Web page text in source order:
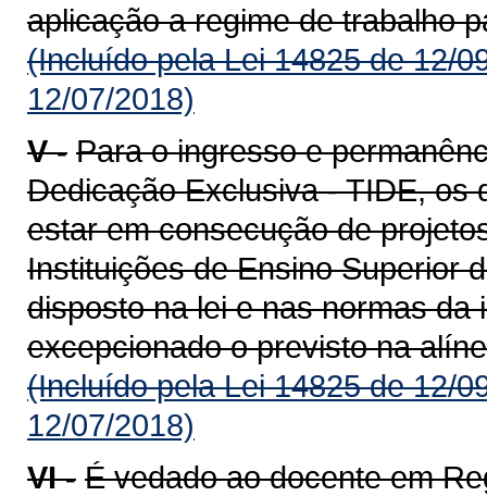
aplicação a regime de trabalho
(Incluído pela Lei 14825 de 12/
12/07/2018)
V - Para o ingresso e
Dedicação Exclusiva - TIDE, os
estar em consecução de
Instituições de Ensino Superior
disposto na lei e nas normas da
excepcionado o previsto na
(Incluído pela Lei 14825 de 12/
12/07/2018)
VI - É vedado ao docente em